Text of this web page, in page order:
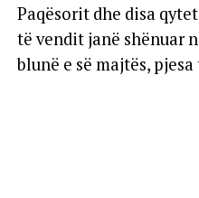
Paqësorit dhe disa
të vendit janë shënuar
blunë e së majtës,